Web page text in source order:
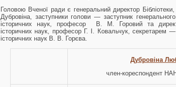
Головою Вченої ради є генеральний директор
Дубровіна, заступники голови — заступник
історичних наук, професор
В. М. Горовий та
історичних наук, професор Г. І. Ковальчук, секретарем —
історичних наук В. В. Горєва.
Дубровіна
член-кореспондент